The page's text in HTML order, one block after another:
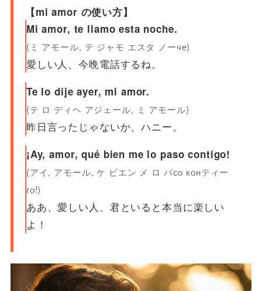
【mi amor の使い方】
Mi amor, te llamo esta noche.
(ミ アモール, テ ジャモ エスタ ノーче)
愛しい人、今晩電話するね。
Te lo dije ayer, mi amor.
(テ ロ ディヘ アジェール, ミ アモール)
昨日言ったじゃないか、ハニー。
¡Ay, amor, qué bien me lo paso contigo!
(アイ, アモール, ケ ビエン メ ロ パсо конティー
го!)
ああ、愛しい人、君といると本当に楽しい
よ！